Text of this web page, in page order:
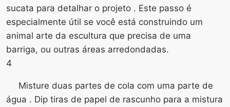
sucata para detalhar o projeto . Este passo é
especialmente útil se você está construindo um
animal arte da escultura que precisa de uma
barriga, ou outras áreas arredondadas.
4
Misture duas partes de cola com uma parte de
água . Dip tiras de papel de rascunho para a mistura